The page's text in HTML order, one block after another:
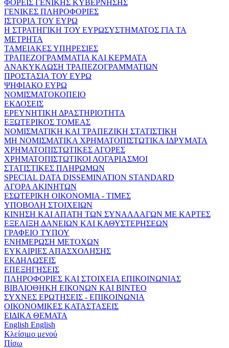
ΦΟΡΕΙΣ ΓΕΝΙΚΗΣ ΚΥΒΕΡΝΗΣΗΣ
ΓΕΝΙΚΕΣ ΠΛΗΡΟΦΟΡΙΕΣ
ΙΣΤΟΡΙΑ ΤΟΥ ΕΥΡΩ
Η ΣΤΡΑΤΗΓΙΚΗ ΤΟΥ ΕΥΡΩΣΥΣΤΗΜΑΤΟΣ ΓΙΑ ΤΑ
ΜΕΤΡΗΤΑ
ΤΑΜΕΙΑΚΕΣ ΥΠΗΡΕΣΙΕΣ
ΤΡΑΠΕΖΟΓΡΑΜΜΑΤΙΑ ΚΑΙ ΚΕΡΜΑΤΑ
ΑΝΑΚΥΚΛΩΣΗ ΤΡΑΠΕΖΟΓΡΑΜΜΑΤΙΩΝ
ΠΡΟΣΤΑΣΙΑ ΤΟΥ ΕΥΡΩ
ΨΗΦΙΑΚΟ ΕΥΡΩ
ΝΟΜΙΣΜΑΤΟΚΟΠΕΙΟ
ΕΚΔΟΣΕΙΣ
ΕΡΕΥΝΗΤΙΚΗ ΔΡΑΣΤΗΡΙΟΤΗΤΑ
ΕΞΩΤΕΡΙΚΟΣ ΤΟΜΕΑΣ
ΝΟΜΙΣΜΑΤΙΚΗ ΚΑΙ ΤΡΑΠΕΖΙΚΗ ΣΤΑΤΙΣΤΙΚΗ
ΜΗ ΝΟΜΙΣΜΑΤΙΚΑ ΧΡΗΜΑΤΟΠΙΣΤΩΤΙΚΑ ΙΔΡΥΜΑΤΑ
ΧΡΗΜΑΤΟΠΙΣΤΩΤΙΚΕΣ ΑΓΟΡΕΣ
ΧΡΗΜΑΤΟΠΙΣΤΩΤΙΚΟΙ ΛΟΓΑΡΙΑΣΜΟΙ
ΣΤΑΤΙΣΤΙΚΕΣ ΠΛΗΡΩΜΩΝ
SPECIAL DATA DISSEMINATION STANDARD
ΑΓΟΡΑ ΑΚΙΝΗΤΩΝ
ΕΣΩΤΕΡΙΚΗ ΟΙΚΟΝΟΜΙΑ - ΤΙΜΕΣ
ΥΠΟΒΟΛΗ ΣΤΟΙΧΕΙΩΝ
ΚΙΝΗΣΗ ΚΑΙ ΑΠΑΤΗ ΤΩΝ ΣΥΝΑΛΛΑΓΩΝ ΜΕ ΚΑΡΤΕΣ
ΕΞΕΛΙΞΗ ΔΑΝΕΙΩΝ ΚΑΙ ΚΑΘΥΣΤΕΡΗΣΕΩΝ
ΓΡΑΦΕΙΟ ΤΥΠΟΥ
ΕΝΗΜΕΡΩΣΗ ΜΕΤΟΧΩΝ
ΕΥΚΑΙΡΙΕΣ ΑΠΑΣΧΟΛΗΣΗΣ
ΕΚΔΗΛΩΣΕΙΣ
ΕΠΕΞΗΓΗΣΕΙΣ
ΠΛΗΡΟΦΟΡΙΕΣ ΚΑΙ ΣΤΟΙΧΕΙΑ ΕΠΙΚΟΙΝΩΝΙΑΣ
ΒΙΒΛΙΟΘΗΚΗ ΕΙΚΟΝΩΝ ΚΑΙ ΒΙΝΤΕΟ
ΣΥΧΝΕΣ ΕΡΩΤΗΣΕΙΣ - ΕΠΙΚΟΙΝΩΝΙΑ
ΟΙΚΟΝΟΜΙΚΕΣ ΚΑΤΑΣΤΑΣΕΙΣ
ΕΙΔΙΚΑ ΘΕΜΑΤΑ
English English
Κλείσιμο μενού
Πίσω